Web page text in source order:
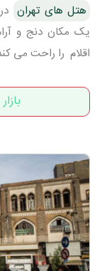
هتل های تهران
یک مکان دنج و
اقلام را راحت می